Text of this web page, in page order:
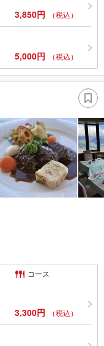
3,850円 （税込）
5,000円 （税込）
コース
3,300円 （税込）